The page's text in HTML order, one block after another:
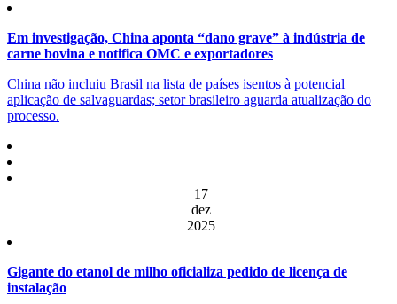
Em investigação, China aponta “dano grave” à indústria de
carne bovina e notifica OMC e exportadores
China não incluiu Brasil na lista de países isentos à potencial
aplicação de salvaguardas; setor brasileiro aguarda atualização do
processo.
17
dez
2025
Gigante do etanol de milho oficializa pedido de licença de
instalação